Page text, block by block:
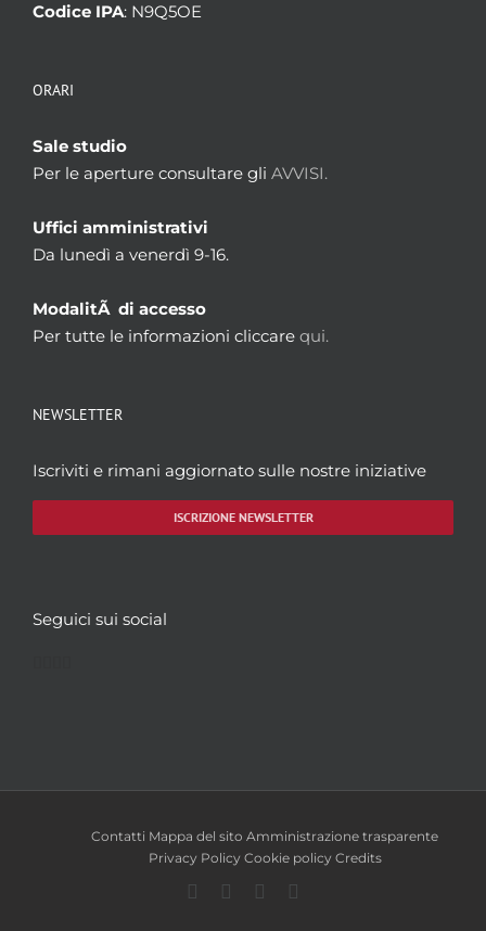
Codice IPA: N9Q5OE
ORARI
Sale studio
Per le aperture consultare gli AVVISI.
Uffici amministrativi
Da lunedì a venerdì 9-16.
ModalitÃ di accesso
Per tutte le informazioni cliccare qui.
NEWSLETTER
Iscriviti e rimani aggiornato sulle nostre iniziative
ISCRIZIONE NEWSLETTER
Seguici sui social
Contatti Mappa del sito Amministrazione trasparente
Privacy Policy Cookie policy Credits
Facebook
TwitterYouTube